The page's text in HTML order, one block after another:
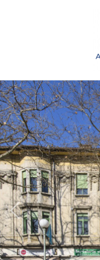
SL
HOME
CHI
SIAMO
IMMOBILI
Contratto
Qualsiasi
Vendita
Affitto
Scegli
dove